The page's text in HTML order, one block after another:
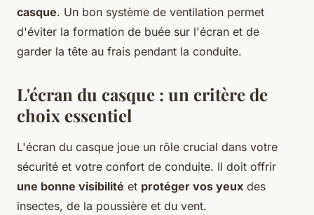
casque. Un bon système de ventilation permet
d'éviter la formation de buée sur l'écran et de
garder la tête au frais pendant la conduite.
L'écran du casque : un critère de
choix essentiel
L'écran du casque joue un rôle crucial dans votre
sécurité et votre confort de conduite. Il doit offrir
une bonne visibilité et protéger vos yeux des
insectes, de la poussière et du vent.